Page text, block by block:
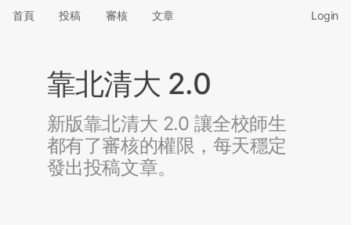
首頁 投稿 審核 文章 Login
靠北清大 2.0
新版靠北清大 2.0 讓全校師生
都有了審核的權限，每天穩定
發出投稿文章。